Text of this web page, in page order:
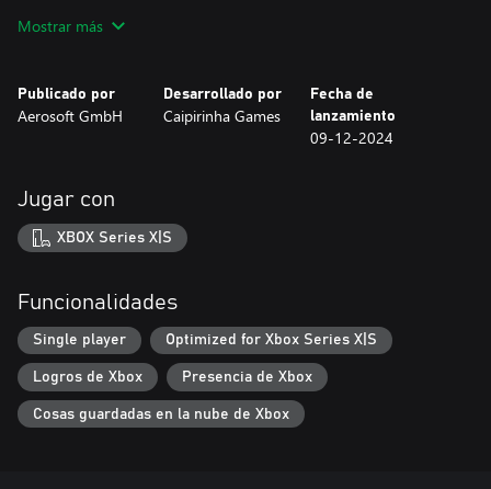
El clima dinámico, las distintas horas del día y los cambios de
tus tareas sean variadas en todo momento.
Desde el rodillo combinado, el camión volquete y la máquina de
señalización vial hasta el vehículo multiusos (incluidos varios
accesorios), tienes a tu disposición una amplia gama de vehículos
vehículo adecuado, también debe seleccionar las máquinas y
¡Empieza pronto tu turno en un depósito alemán de
mantenimiento de carreteras en Road Maintenance Simulator 2!
Mostrar más
Publicado por
Aerosoft GmbH
Desarrollado por
Caipirinha Games
Fecha de
lanzamiento
09-12-2024
Jugar con
XBOX Series X|S
Funcionalidades
Single player Optimized for Xbox Series X|S
Logros de Xbox Presencia de Xbox
Cosas guardadas en la nube de Xbox